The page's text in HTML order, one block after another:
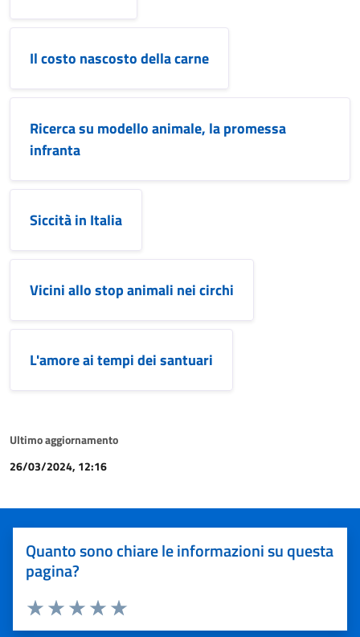
Il costo nascosto della carne
Ricerca su modello animale, la promessa
infranta
Siccità in Italia
Vicini allo stop animali nei circhi
L'amore ai tempi dei santuari
Ultimo aggiornamento
26/03/2024, 12:16
Quanto sono chiare le informazioni su questa
pagina?
Valuta 5 stelle su 5
Valuta 4 stelle su 5
Valuta 3 stelle su 5
Valuta 2 stelle su 5
Valuta 1 stelle su 5